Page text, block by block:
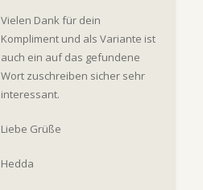
Vielen Dank für dein
Kompliment und als Variante ist
auch ein auf das gefundene
Wort zuschreiben sicher sehr
interessant.
Liebe Grüße
Hedda